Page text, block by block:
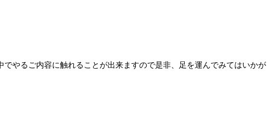
やるご内容に触れることが出来ますので是非、足を運んでみてはいかが